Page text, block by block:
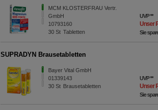
MCM KLOSTERFRAU Vertr.
GmbH
10793160
30St Tabletten
UVP**
Unser
Sie
SUPRADYN Brausetabletten
Bayer Vital GmbH
01339143
30St Brausetabletten
UVP**
Unser
Sie